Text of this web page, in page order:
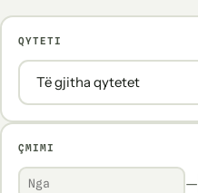
QYTETI
ÇMIMI
—